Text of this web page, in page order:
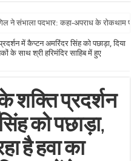
ने संभाला पदभार: कहा-अपराध के रोकथाम
में कैप्टन अमरिंदर सिंह को पछाड़ा, दिया
के साथ श्री हरिमंदिर साहिब में हुए
शक्ति प्रदर्शन
को पछाड़ा,
है हवा का